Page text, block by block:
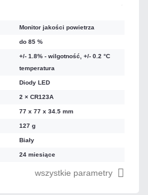
Monitor jakości powietrza
do 85 %
+/- 1.8% - wilgotność, +/- 0.2 °C
temperatura
Diody LED
2 × CR123A
77 x 77 x 34.5 mm
127 g
Biały
24 miesiące
wszystkie parametry